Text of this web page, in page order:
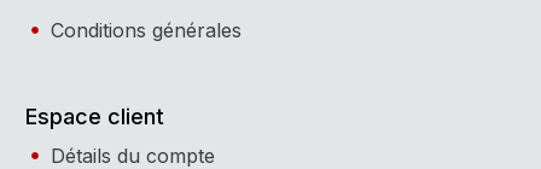
Conditions générales
Espace client
Détails du compte